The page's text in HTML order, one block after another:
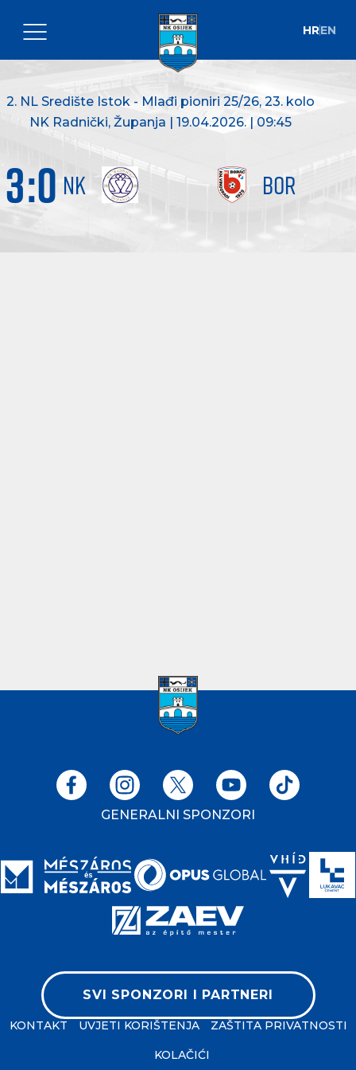
HREN
2. NL Središte Istok - Mlađi pioniri 25/26, 23. kolo
NK Radnički, Županja | 19.04.2026. | 09:45
NK BOR
3:0
GENERALNI SPONZORI
SVI SPONZORI I PARTNERI
KONTAKT UVJETI KORIŠTENJA ZAŠTITA PRIVATNOSTI
KOLAČIĆI